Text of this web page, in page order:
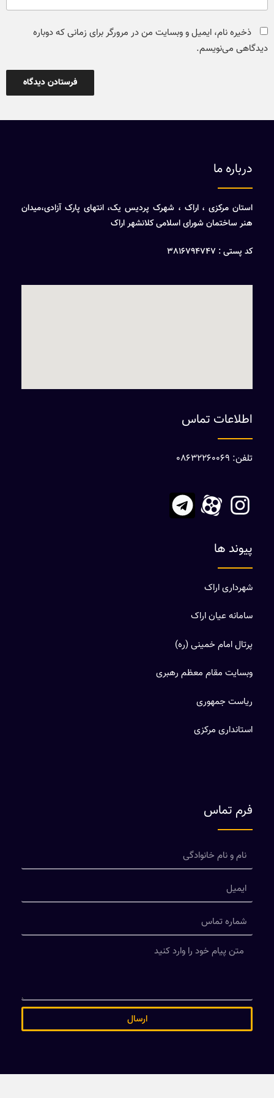
ذخیره نام، ایمیل و وبسایت من در مرورگر برای زمانی که دوباره
دیدگاهی می‌نویسم.
درباره ما
استان مرکزی ، اراک ، شهرک پردیس یک، انتهای پارک آزادی،میدان
هنر ساختمان شورای اسلامی کلانشهر اراک
کد پستی : 3816794747
اطلاعات تماس
تلفن: 08632260069
پیوند ها
شهرداری اراک
سامانه عیان اراک
پرتال امام خمینی (ره)
وبسایت مقام معظم رهبری
ریاست جمهوری
استانداری مرکزی
فرم تماس
ارسال